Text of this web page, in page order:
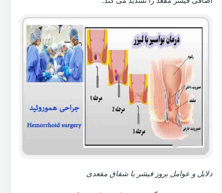
دلایل و عوامل بروز فیشر یا شقاق مقعدی